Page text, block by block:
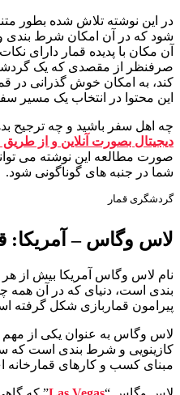
در این نوشته تلاش شده بطور
شود که در آن امکان شرط بندی
آن مکان با پدیده قمار دارای
صرفنظر از مقصدی که یک
کند، به امکان خوش گذرانی در
این محتوا در انتخاب یک مسیر
چه اهل سفر باشید و چه ترجیح
دیجیتال بصورت آنلاین و از
صورت مطالعه این نوشته می
شما در جنبه های گوناگونی شود.
گردشگری قمار
لاس وگاس – آمریکا:
نام لاس وگاس آمریکا بیش از هر
بندی است، دنیای که در آن همه
پیرامون قماربازی شکل گرفته
لاس وگاس به عنوان یکی از مهم
کازینویی و شرط بندی است که
مبنای کسب و کارهای قمارخانه